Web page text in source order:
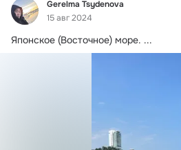
Фид
Gerelma Tsydenova
15 авг 2024
Японское (Восточное) море. ...